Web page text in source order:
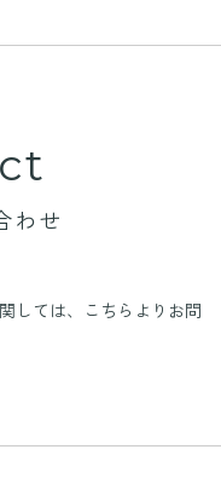
わせ
しては、
こちらよりお問